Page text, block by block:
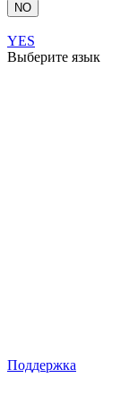
NO
YES
Выберите язык
Поддержка